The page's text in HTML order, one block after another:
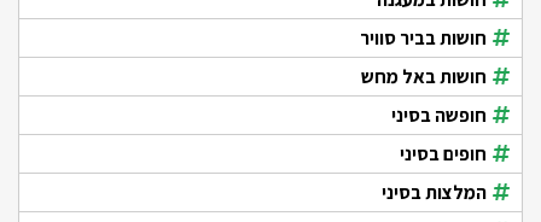
חושות בביר סוויר
חושות באל מחש
חופשה בסיני
חופים בסיני
המלצות בסיני